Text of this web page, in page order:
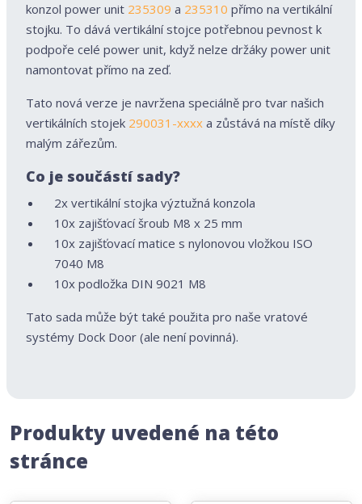
konzol power unit 235309 a 235310 přímo na vertikální
stojku. To dává vertikální stojce potřebnou pevnost k
podpoře celé power unit, když nelze držáky power unit
namontovat přímo na zeď.
Tato nová verze je navržena speciálně pro tvar našich
vertikálních stojek 290031-xxxx a zůstává na místě díky
malým zářezům.
Co je součástí sady?
2x vertikální stojka výztužná konzola
10x zajišťovací šroub M8 x 25 mm
10x zajišťovací matice s nylonovou vložkou ISO
7040 M8
10x podložka DIN 9021 M8
Tato sada může být také použita pro naše vratové
systémy Dock Door (ale není povinná).
Produkty uvedené na této
stránce